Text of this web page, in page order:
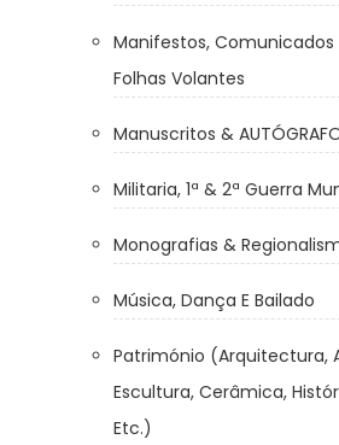
Manifestos, Comunicados
Folhas Volantes
Manuscritos &
Militaria, 1ª & 2ª Guerra
Monografias &
Música, Dança E Bailado
Património (Arquitectura,
Escultura, Cerâmica,
Etc.)